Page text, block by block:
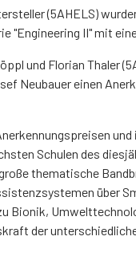
(5AHELS)
"Engineering II" mit
und Florian Thaler
Neubauer einen
Schulen des
thematische
über
Bionik,
der